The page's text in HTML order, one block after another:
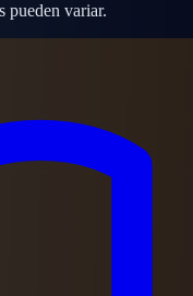
pueden variar.